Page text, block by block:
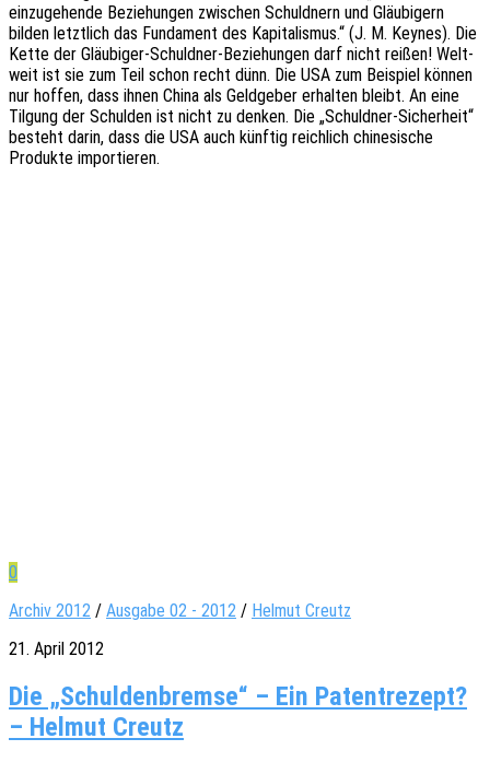
einzu­ge­hen­de Bezie­hun­gen zwischen Schuld­nern und Gläu­bi­gern
bilden letzt­lich das Funda­ment des Kapi­ta­lis­mus.“ (J. M. Keynes). Die
Kette der Gläu­bi­ger-Schuld­ner-Bezie­hun­gen darf nicht reißen! Welt­
weit ist sie zum Teil schon recht dünn. Die USA zum Beispiel können
nur hoffen, dass ihnen China als Geld­ge­ber erhal­ten bleibt. An eine
Tilgung der Schul­den ist nicht zu denken. Die „Schuld­ner-Sicher­heit“
besteht darin, dass die USA auch künf­tig reich­lich chine­si­sche
Produk­te importieren.
0
Archiv 2012 / Ausgabe 02 - 2012 / Helmut Creutz
21. April 2012
Die „Schuldenbremse“ – Ein Patentrezept?
– Helmut Creutz